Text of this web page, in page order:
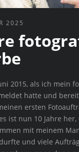
2025
2015, als ich mein
hatte und
ersten
ist nun 10 Jahre
mit meinem
und viele